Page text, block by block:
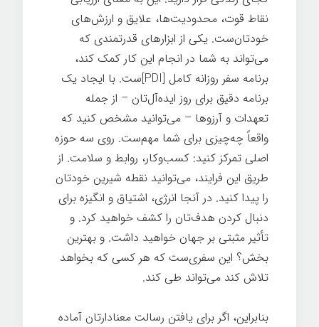
نقاط قوت، محدودیت‌ها، علایق و ارزش‌های
خودتان‌ست. یکی از ابزارهای قدرتمندی که
می‌تواند به شما در انجام این کار کمک کند،
برنامه سفر روزانه کامل [PDI]ست. با ایجاد یک
برنامه دقیق برای روز ایده‌آل‌تان – از جمله
تعهدات و آرزوها – می‌توانید مشخص کنید که
واقعاً چه‌چیزی برای شما مهم‌ست. روی سه حوزه
اصلی تمرکز کنید: کسب‌وکار، روابط و سلامت. از
طریق این فرایند، می‌توانید نقطه شیرین خودتان
را پیدا کنید. در آنجا انرژی، اشتیاق و انگیزه برای
دنبال کردن هدف‌تان را کشف خواهید کرد. و
تأثیر مثبتی بر جهان خواهید داشت. و بهترین
بخش؟ این سفری‌ست که هر کسی که بخواهد
تلاش کند می‌تواند طی کند.
بنابراین، اگر برای یافتن رسالت معنادارتان آماده